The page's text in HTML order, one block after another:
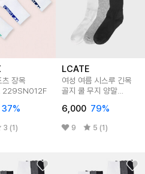
츠 장목
229SN012F
37%
3 (1)
LCATE
여성 여름 시스루 긴목
골지 쿨 무지 양말
6,000 79%
9 5 (1)